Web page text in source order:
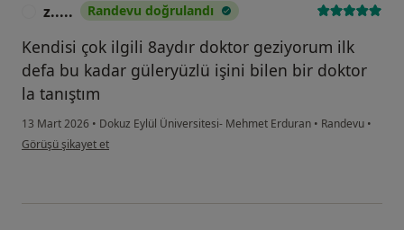
z..... Randevu doğrulandı
Kendisi çok ilgili 8aydır doktor geziyorum ilk
defa bu kadar güleryüzlü işini bilen bir doktor
la tanıştım
13 Mart 2026 • Dokuz Eylül Üniversitesi- Mehmet Erduran • Randevu •
kullanıcının görüşüne göre z.....
Görüşü şikayet et